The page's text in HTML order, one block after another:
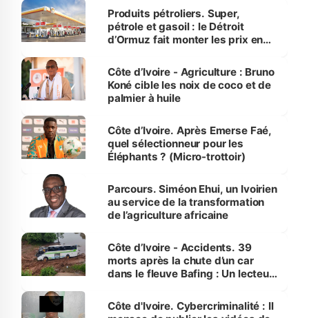
menacées
Produits pétroliers. Super,
pétrole et gasoil : le Détroit
d’Ormuz fait monter les prix en
Côte d’Ivoire - Agriculture : Bruno
Koné cible les noix de coco et de
palmier à huile
Côte d’Ivoire. Après Emerse Faé,
quel sélectionneur pour les
Éléphants ? (Micro-trottoir)
Parcours. Siméon Ehui, un Ivoirien
au service de la transformation
de l’agriculture africaine
Côte d’Ivoire - Accidents. 39
morts après la chute d’un car
dans le fleuve Bafing : Un lecteur
des Transports
Côte d'Ivoire. Cybercriminalité : Il